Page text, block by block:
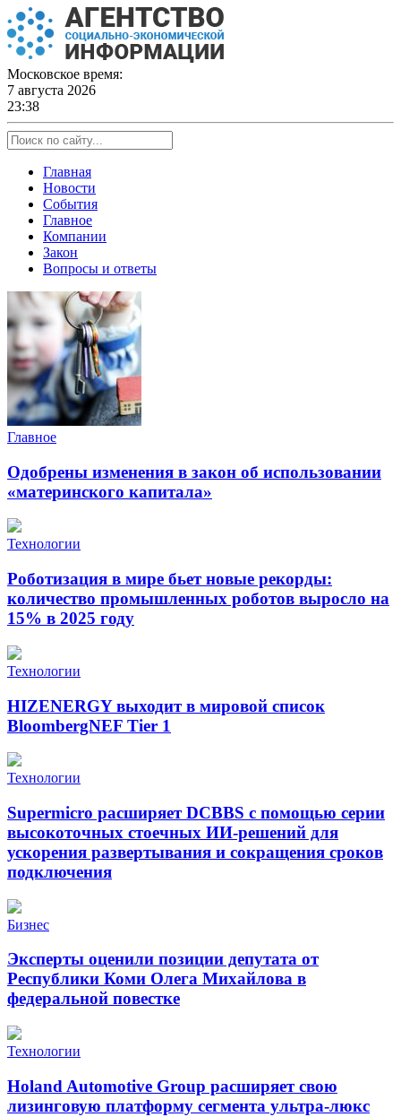
Skip
to
content
Московское время:
7 августа 2026
23:38
Главная
Новости
События
Главное
Компании
Закон
Вопросы и ответы
Главное
Одобрены изменения в закон об использовании
«материнского капитала»
Технологии
Роботизация в мире бьет новые рекорды:
количество промышленных роботов выросло на
15% в 2025 году
Технологии
HIZENERGY выходит в мировой список
BloombergNEF Tier 1
Технологии
Supermicro расширяет DCBBS с помощью серии
высокоточных стоечных ИИ-решений для
ускорения развертывания и сокращения сроков
подключения
Бизнес
Эксперты оценили позиции депутата от
Республики Коми Олега Михайлова в
федеральной повестке
Технологии
Holand Automotive Group расширяет свою
лизинговую платформу сегмента ультра-люкс